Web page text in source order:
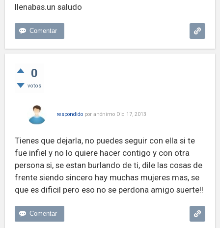
llenabas.un saludo
0
votos
respondido por anónimo Dic 17, 2013
Tienes que dejarla, no puedes seguir con ella si te
fue infiel y no lo quiere hacer contigo y con otra
persona si, se estan burlando de ti, dile las cosas de
frente siendo sincero hay muchas mujeres mas, se
que es dificil pero eso no se perdona amigo suerte!!